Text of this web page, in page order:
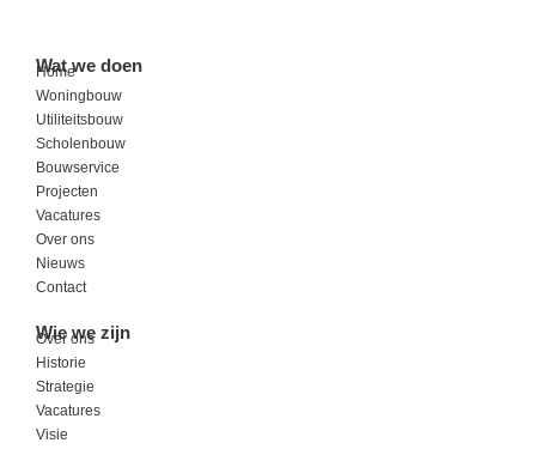
Wat we doen
Home
Woningbouw
Utiliteitsbouw
Scholenbouw
Bouwservice
Projecten
Vacatures
Over ons
Nieuws
Contact
Wie we zijn
Over ons
Historie
Strategie
Vacatures
Visie